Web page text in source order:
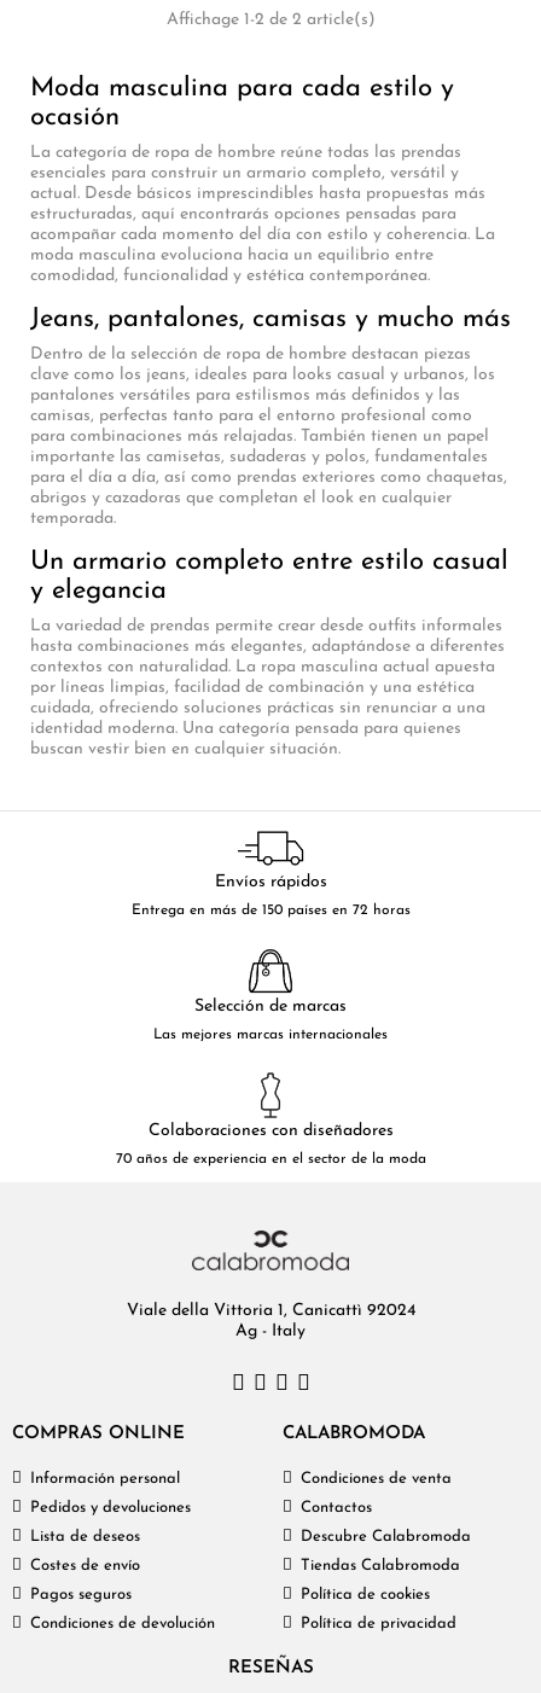
Affichage 1-2 de 2 article(s)
Moda masculina para cada estilo y
ocasión
La categoría de ropa de hombre reúne todas las prendas
esenciales para construir un armario completo, versátil y
actual. Desde básicos imprescindibles hasta propuestas más
estructuradas, aquí encontrarás opciones pensadas para
acompañar cada momento del día con estilo y coherencia. La
moda masculina evoluciona hacia un equilibrio entre
comodidad, funcionalidad y estética contemporánea.
Jeans, pantalones, camisas y mucho más
Dentro de la selección de ropa de hombre destacan piezas
clave como los jeans, ideales para looks casual y urbanos, los
pantalones versátiles para estilismos más definidos y las
camisas, perfectas tanto para el entorno profesional como
para combinaciones más relajadas. También tienen un papel
importante las camisetas, sudaderas y polos, fundamentales
para el día a día, así como prendas exteriores como chaquetas,
abrigos y cazadoras que completan el look en cualquier
temporada.
Un armario completo entre estilo casual
y elegancia
La variedad de prendas permite crear desde outfits informales
hasta combinaciones más elegantes, adaptándose a diferentes
contextos con naturalidad. La ropa masculina actual apuesta
por líneas limpias, facilidad de combinación y una estética
cuidada, ofreciendo soluciones prácticas sin renunciar a una
identidad moderna. Una categoría pensada para quienes
buscan vestir bien en cualquier situación.
Envíos rápidos
Entrega en más de 150 países en 72 horas
Selección de marcas
Las mejores marcas internacionales
Colaboraciones con diseñadores
70 años de experiencia en el sector de la moda
Viale della Vittoria 1, Canicattì 92024
Ag - Italy
COMPRAS ONLINE
Información personal
Pedidos y devoluciones
Lista de deseos
Costes de envío
Pagos seguros
Condiciones de devolución
CALABROMODA
Condiciones de venta
Contactos
Descubre Calabromoda
Tiendas Calabromoda
Política de cookies
Política de privacidad
RESEÑAS